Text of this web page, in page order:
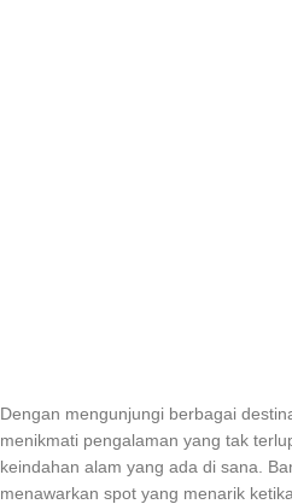
Dengan mengunjungi berbagai
menikmati pengalaman yang tak
keindahan alam yang ada di sana.
menawarkan spot yang menarik